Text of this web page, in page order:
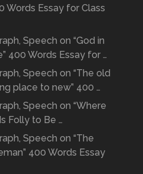
Words Essay for Class
Speech on “God in
400 Words Essay for …
Speech on “The old
place to new” 400 …
Speech on “Where
Folly to Be …
Speech on “The
400 Words Essay